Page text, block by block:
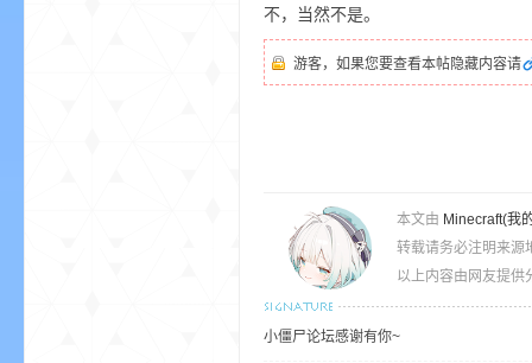
不，当然不是。
游客，如果您要查看本帖隐藏内容请
本文由 Minecraft(我
转载请务必注明来源
以上内容由网友提供
小僵尸论坛感谢有你~